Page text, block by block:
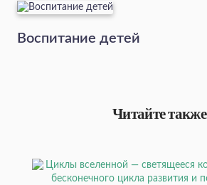
Воспитание детей
Читайте также